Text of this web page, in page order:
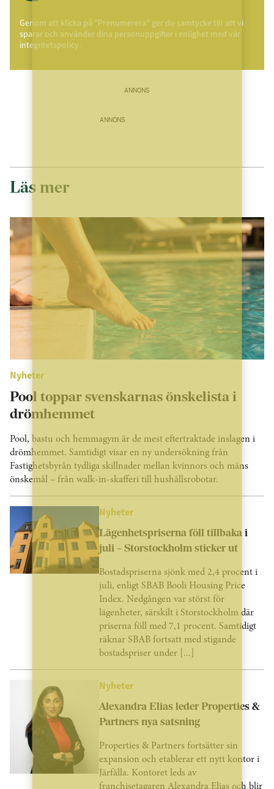
Genom att klicka på "Prenumerera" ger du samtycke till att vi
sparar och använder dina personuppgifter i enlighet med vår
integritetspolicy.
ANNONS
ANNONS
Läs mer
Nyheter
Pool toppar svenskarnas önskelista i
drömhemmet
Pool, bastu och hemmagym är de mest eftertraktade inslagen i
drömhemmet. Samtidigt visar en ny undersökning från
Fastighetsbyrån tydliga skillnader mellan kvinnors och mäns
önskemål – från walk-in-skafferi till hushållsrobotar.
Nyheter
Lägenhetspriserna föll tillbaka i
juli – Storstockholm sticker ut
Bostadspriserna sjönk med 2,4 procent i
juli, enligt SBAB Booli Housing Price
Index. Nedgången var störst för
lägenheter, särskilt i Storstockholm där
priserna föll med 7,1 procent. Samtidigt
räknar SBAB fortsatt med stigande
bostadspriser under [...]
Nyheter
Alexandra Elias leder Properties &
Partners nya satsning
Properties & Partners fortsätter sin
expansion och etablerar ett nytt kontor i
Järfälla. Kontoret leds av
franchisetagaren Alexandra Elias och blir